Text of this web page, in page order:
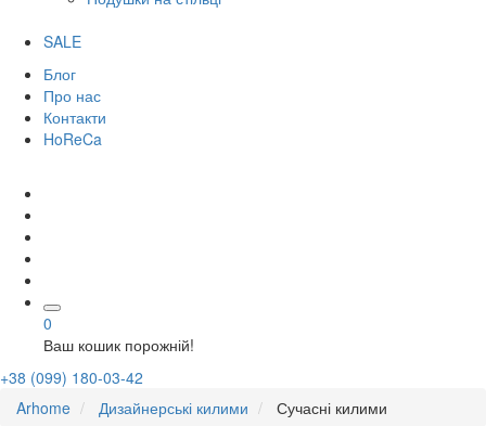
SALE
Блог
Про нас
Контакти
HoReCa
0
Ваш кошик порожній!
+38 (099) 180-03-42
Arhome
Дизайнерські килими Сучасні килими